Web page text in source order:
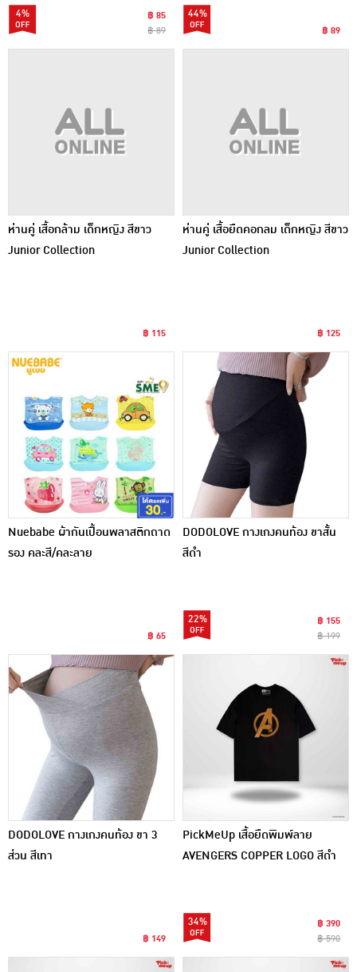
4%
฿ 85
฿ 89
44%
฿ 89
ห่านคู่ เสื้อกล้าม เด็กหญิง สีขาว
Junior Collection
฿ 115
ห่านคู่ เสื้อยืดคอกลม เด็กหญิง สีขาว
Junior Collection
฿ 125
Nuebabe ผ้ากันเปื้อนพลาสติกถาด
รอง คละสี/คละลาย
฿ 65
DODOLOVE กางเกงคนท้อง ขาสั้น
สีดำ
22%
฿ 155
฿ 199
DODOLOVE กางเกงคนท้อง ขา 3
ส่วน สีเทา
฿ 149
PickMeUp เสื้อยืดพิมพ์ลาย
AVENGERS COPPER LOGO สีดำ
34%
฿ 390
฿ 590